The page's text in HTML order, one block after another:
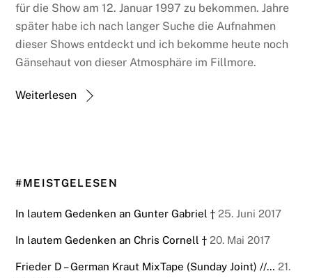
für die Show am 12. Januar 1997 zu bekommen. Jahre
später habe ich nach langer Suche die Aufnahmen
dieser Shows entdeckt und ich bekomme heute noch
Gänsehaut von dieser Atmosphäre im Fillmore.
Weiterlesen
#MEISTGELESEN
In lautem Gedenken an Gunter Gabriel † 25. Juni 2017
In lautem Gedenken an Chris Cornell † 20. Mai 2017
Frieder D – German Kraut MixTape (Sunday Joint) //… 21.